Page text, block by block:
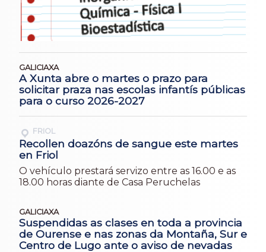
GALICIAXA
A Xunta abre o martes o prazo para
solicitar praza nas escolas infantís públicas
para o curso 2026-2027
FRIOL
Recollen doazóns de sangue este martes
en Friol
O vehículo prestará servizo entre as 16.00 e as
18.00 horas diante de Casa Peruchelas
GALICIAXA
Suspendidas as clases en toda a provincia
de Ourense e nas zonas da Montaña, Sur e
Centro de Lugo ante o aviso de nevadas